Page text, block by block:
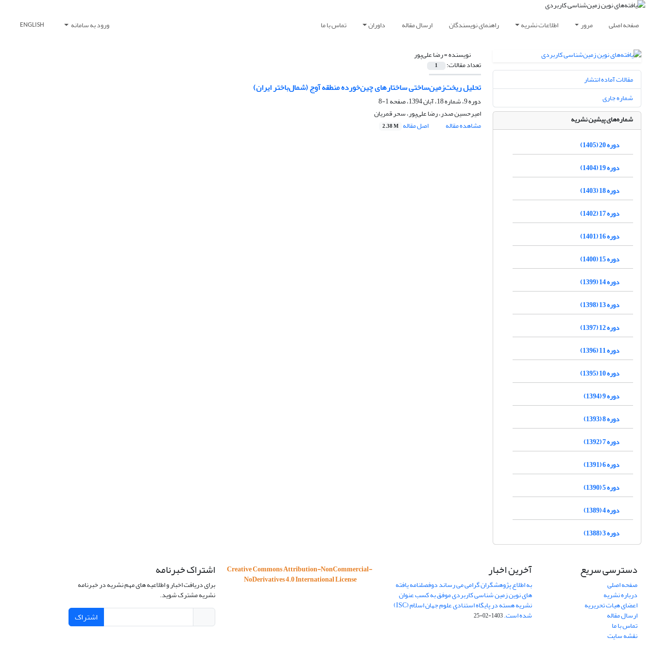
صفحه اصلی مرور اطلاعات نشریه راهنمای نویسندگان ارسال مقاله داوران تماس با ما ورود به سامانه ENGLISH
نویسنده =رضا علی‌پور
تعداد مقالات: 1
تحلیل ریخت‌زمین‌ساختی ساختارهای چین‌خورده منطقه آوج (شمال‌باختر ایران)
دوره 9، شماره 18، آبان 1394، صفحه
1-8
امیرحسین صدر، رضا علی‌پور، سحر قمریان
مشاهده مقاله
اصل مقاله 2.38 M
مقالات آماده انتشار
شماره جاری
شماره‌های پیشین نشریه
دوره 20 (1405)
دوره 19 (1404)
دوره 18 (1403)
دوره 17 (1402)
دوره 16 (1401)
دوره 15 (1400)
دوره 14 (1399)
دوره 13 (1398)
دوره 12 (1397)
دوره 11 (1396)
دوره 10 (1395)
دوره 9 (1394)
دوره 8 (1393)
دوره 7 (1392)
دوره 6 (1391)
دوره 5 (1390)
دوره 4 (1389)
دوره 3 (1388)
دسترسی سریع
صفحه اصلی
درباره نشریه
اعضای هیات تحریریه
ارسال مقاله
تماس با ما
نقشه سایت
آخرین اخبار
به اطلاع پژوهشگران گرامی می رساند دوفصلنامه یافته
های نوین زمین شناسی کاربردی موفق به کسب عنوان
نشریه هسته در پایگاه استنادی علوم جهان اسلام (ISC)
شده است.1403-02-25
Creative Commons Attribution-NonCommercial-
NoDerivatives 4.0 International License
اشتراک خبرنامه
برای دریافت اخبار و اطلاعیه های مهم نشریه در خبرنامه
نشریه مشترک شوید.
اشتراک